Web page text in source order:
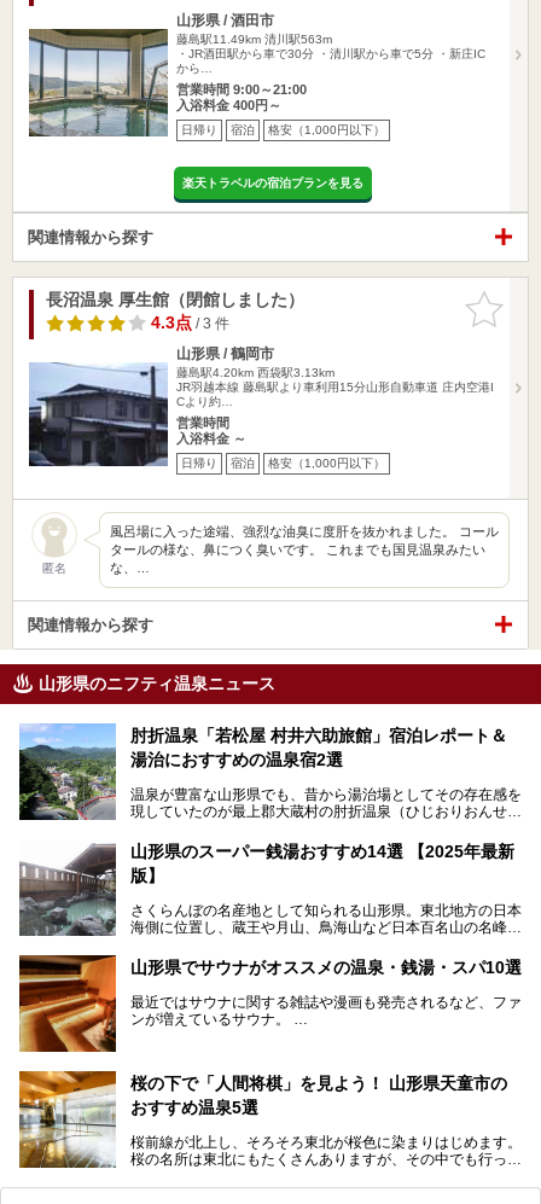
山形県 / 酒田市
藤島駅11.49km 清川駅563m
・JR酒田駅から車で30分 ・清川駅から車で5分 ・新庄IC
から…
営業時間 9:00～21:00
入浴料金 400円～
日帰り 宿泊 格安（1,000円以下）
楽天トラベルの宿泊プランを見る
関連情報から探す
お気に入
りに追加
長沼温泉 厚生館（閉館しました）
4.3点/ 3 件
山形県 / 鶴岡市
藤島駅4.20km 西袋駅3.13km
JR羽越本線 藤島駅より車利用15分山形自動車道 庄内空港I
Cより約…
営業時間
入浴料金 ～
日帰り 宿泊 格安（1,000円以下）
匿名
風呂場に入った途端、強烈な油臭に度肝を抜かれました。 コール
タールの様な、鼻につく臭いです。 これまでも国見温泉みたい
な、…
関連情報から探す
山形県のニフティ温泉ニュース
肘折温泉「若松屋 村井六助旅館」宿泊レポート＆
湯治におすすめの温泉宿2選
温泉が豊富な山形県でも、昔から湯治場としてその存在感を
現していたのが最上郡大蔵村の肘折温泉（ひじおりおんせ
今回はその肘折温泉の「若松屋 村井六助旅館」に宿泊した
体験レポートとおすすめの温泉宿を2軒ご紹介します。
鄙びた風情があり、源泉掛け流しの旅館も多い肘折温泉は、
す。
山形県のスーパー銭湯おすすめ14選 【2025年最新
版】
さくらんぼの名産地として知られる山形県。東北地方の日本
海側に位置し、蔵王や月山、鳥海山など日本百名山の名峰や
の細道」全行程の1/3にあたる期間を山形県で過ごしたとい
われることからも、山形の深い魅力がうかがえます。
山形県はまた、県内全域に多様な温泉があり、35ある市町
村のすべてで温泉が湧いているという温泉県。そんな山形県
でぜひチェックしたいスーパー銭湯をご紹介します。
山形県でサウナがオススメの温泉・銭湯・スパ10選
最近ではサウナに関する雑誌や漫画も発売されるなど、ファ
ンが増えているサウナ。
こだわりを持つ施設も増えています。
今回はそんな今話題のサウナが楽しめる、山形県内にあるオ
ススメ温泉・銭湯・スパを10件まとめてご紹介します。
桜の下で「人間将棋」を見よう！ 山形県天童市の
おすすめ温泉5選
桜前線が北上し、そろそろ東北が桜色に染まりはじめます。
桜の名所は東北にもたくさんありますが、その中でも行って